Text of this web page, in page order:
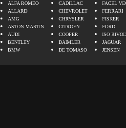
ALFA ROMEO
ALLARD
AMG
ASTON MARTIN
AUDI
BENTLEY
BMW
CADILLAC
CHEVROLET
CHRYSLER
CITROEN
COOPER
DAIMLER
DE TOMASO
FACEL
FERRARI
FISKER
FORD
ISO
JAGUAR
JENSEN